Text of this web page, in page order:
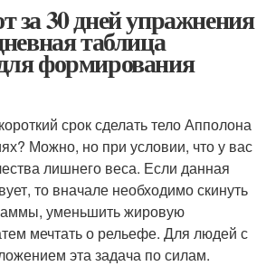
за 30 дней упражнения
таблица
формирования
срок сделать тело Апполона
Можно, но при условии, что у вас
лишнего веса. Если данная
то вначале необходимо скинуть
уменьшить жировую
мечтать о рельефе. Для людей с
эта задача по силам.